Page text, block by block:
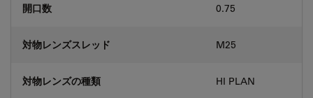
開口数 0.75
対物レンズスレッド M25
対物レンズの種類 HI PLAN